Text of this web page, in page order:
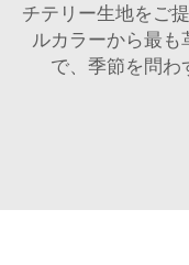
チテリー生地をご
ルカラーから最も
で、季節を問わ